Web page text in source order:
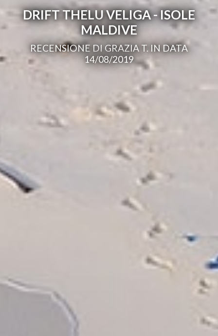
DRIFT THELU VELIGA - ISOLE
MALDIVE
RECENSIONE DI GRAZIA T. IN DATA
14/08/2019